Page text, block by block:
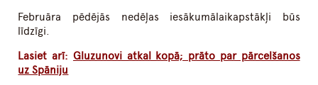
Februāra pēdējās nedēļas iesākumālaikapstākļi būs
līdzīgi.
Lasiet arī: Gluzunovi atkal kopā; prāto par pārcelšanos
uz Spāniju